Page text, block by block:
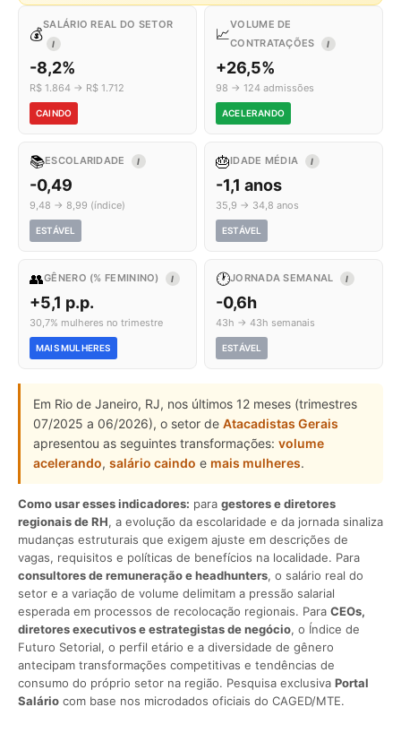
💰
SALÁRIO REAL DO SETOR
I
-8,2%
R$ 1.864 → R$ 1.712
CAINDO
📈
VOLUME DE
CONTRATAÇÕES
I
+26,5%
98 → 124 admissões
ACELERANDO
📚ESCOLARIDADE I
-0,49
9,48 → 8,99 (índice)
ESTÁVEL
🎂IDADE MÉDIA I
-1,1 anos
35,9 → 34,8 anos
ESTÁVEL
👥GÊNERO (% FEMININO) I
+5,1 p.p.
30,7% mulheres no trimestre
MAIS MULHERES
🕐JORNADA SEMANAL I
-0,6h
43h → 43h semanais
ESTÁVEL
Em Rio de Janeiro, RJ, nos últimos 12 meses (trimestres
07/2025 a 06/2026), o setor de Atacadistas Gerais
apresentou as seguintes transformações: volume
acelerando, salário caindo e mais mulheres.
Como usar esses indicadores: para gestores e diretores
regionais de RH, a evolução da escolaridade e da jornada sinaliza
mudanças estruturais que exigem ajuste em descrições de
vagas, requisitos e políticas de benefícios na localidade. Para
consultores de remuneração e headhunters, o salário real do
setor e a variação de volume delimitam a pressão salarial
esperada em processos de recolocação regionais. Para CEOs,
diretores executivos e estrategistas de negócio, o Índice de
Futuro Setorial, o perfil etário e a diversidade de gênero
antecipam transformações competitivas e tendências de
consumo do próprio setor na região. Pesquisa exclusiva Portal
Salário com base nos microdados oficiais do CAGED/MTE.